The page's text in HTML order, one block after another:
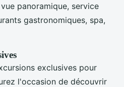
vue panoramique, service
gastronomiques, spa,
exclusives pour
l'occasion de découvrir